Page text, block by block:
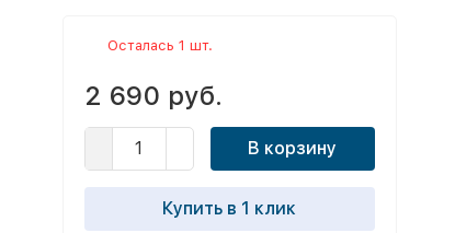
Осталась 1 шт.
2 690 руб.
В корзину
Купить в 1 клик